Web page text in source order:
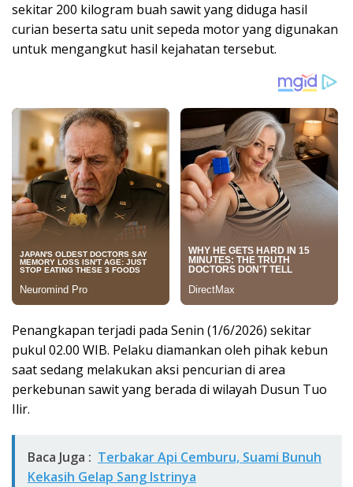
sekitar 200 kilogram buah sawit yang diduga hasil
curian beserta satu unit sepeda motor yang digunakan
untuk mengangkut hasil kejahatan tersebut.
Penangkapan terjadi pada Senin (1/6/2026) sekitar
pukul 02.00 WIB. Pelaku diamankan oleh pihak kebun
saat sedang melakukan aksi pencurian di area
perkebunan sawit yang berada di wilayah Dusun Tuo
Ilir.
Baca Juga : Terbakar Api Cemburu, Suami Bunuh
Kekasih Gelap Sang Istrinya